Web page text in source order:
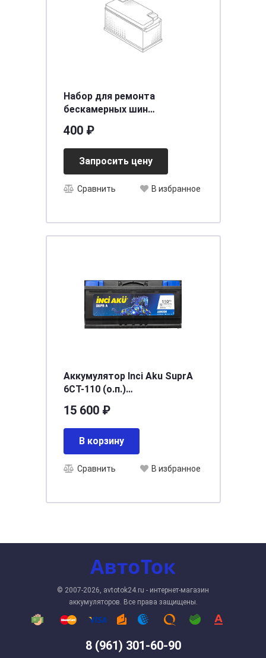
Набор для ремонта
бескамерных шин
ARNEZI R7950023
400 ₽
Запросить цену
Сравнить В избранное
Аккумулятор Inci Aku SuprA
6СТ-110 (о.п.)
15 600 ₽
В корзину
Сравнить В избранное
8 (961) 301-60-90
© 2007-2026, avtotok24.ru - интернет-магазин
аккумуляторов. Все права защищены.